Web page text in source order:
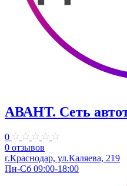
АВАНТ. ​Сеть
0
0 отзывов
г.Краснодар, ул.Каляева, 219
Пн-Сб 09:00-18:00